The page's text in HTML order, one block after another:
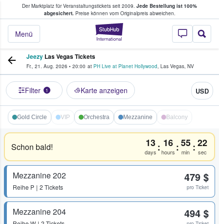
Der Marktplatz für Veranstaltungstickets seit 2009. Jede Bestellung ist 100%
abgesichert.Preise können vom Originalpreis abweichen.
StubHub - Wo
Menü
Tickets kaufen & verkaufen
Jeezy Las Vegas Tickets
Fr., 21. Aug. 2026 • 20:00 at PH Live at Planet Hollywood, Las Vegas, NV
Filter 1 Karte anzeigen USD
Gold Circle VIP Orchestra Mezzanine Balcony
Schon bald! 13
days : 16
hours :55
min :22
sec
Mezzanine 202
Reihe P 2 Tickets
479 $
pro Ticket
Mezzanine 204 494 $